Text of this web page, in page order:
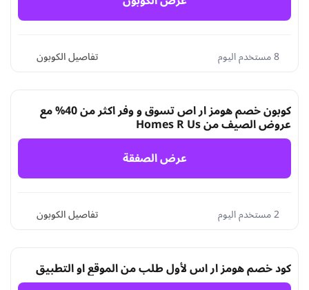
8 مستخدم اليوم تفاصيل الكوبون
كوبون خصم هومز ار اص تسوق و وفر اكثر من 40% مع
عروض الصيف من Homes R Us
عرض الصفقة
2 مستخدم اليوم تفاصيل الكوبون
كود خصم هومز ار اس لأول طلب من الموقع او التطبيق